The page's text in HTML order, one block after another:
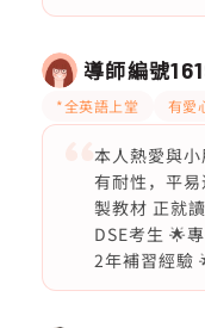
導師編號
*全英語上堂 有愛
本人熱愛與小
有耐性，平
製教材 正就
DSE考生 🌟
2年補習經驗